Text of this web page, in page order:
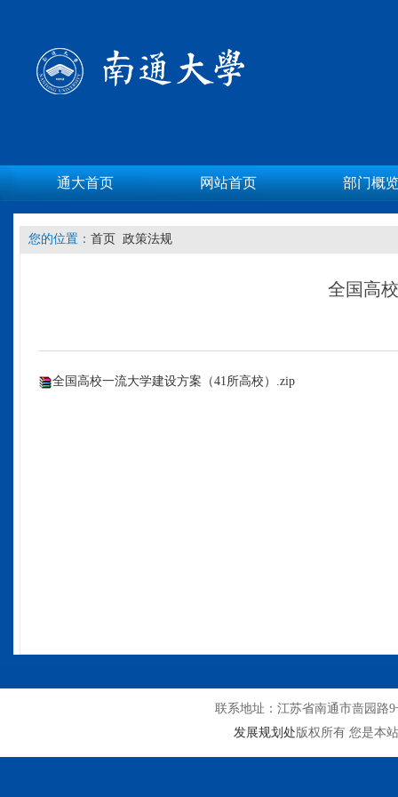
通大首页 网站首页 部门概
您的位置： 首页 政策法规
全国高
全国高校一流大学建设方案（41所高校）.zip
联系地址：江苏省南通市啬园路
发展规划处版权所有 您是本